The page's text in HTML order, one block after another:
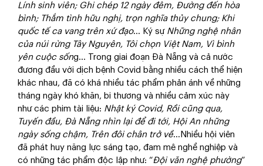
Lính sinh viên; Ghi chép 12 ngày đêm, Đường đến hòa
bình; Thắm tình hữu nghị, trọn nghĩa thủy chung; Khi
quốc tế ca vang trên xứ đạo… Ký sự Những nghệ nhân
của núi rừng Tây Nguyên, Tôi chọn Việt Nam, Vì bình
yên cuộc sống… Trong giai đoạn Đà Nẵng và cả nước
đương đầu với dịch bệnh Covid bằng nhiều cách thể hiện
khác nhau, đã có khá nhiều tác phẩm phản ánh về những
tháng ngày khó khăn, bi thương và nhiều cảm xúc này
như các phim tài liệu: Nhật ký Covid, Rồi cũng qua,
Tuyến đầu, Đà Nẵng nhìn lại để đi tới, Hội An những
ngày sống chậm, Trên đôi chân trở về…Nhiều hội viên
đã phát huy năng lực sáng tạo, đam mê nghề nghiệp và
có những tác phẩm độc lập như: “Đội văn nghệ phường”